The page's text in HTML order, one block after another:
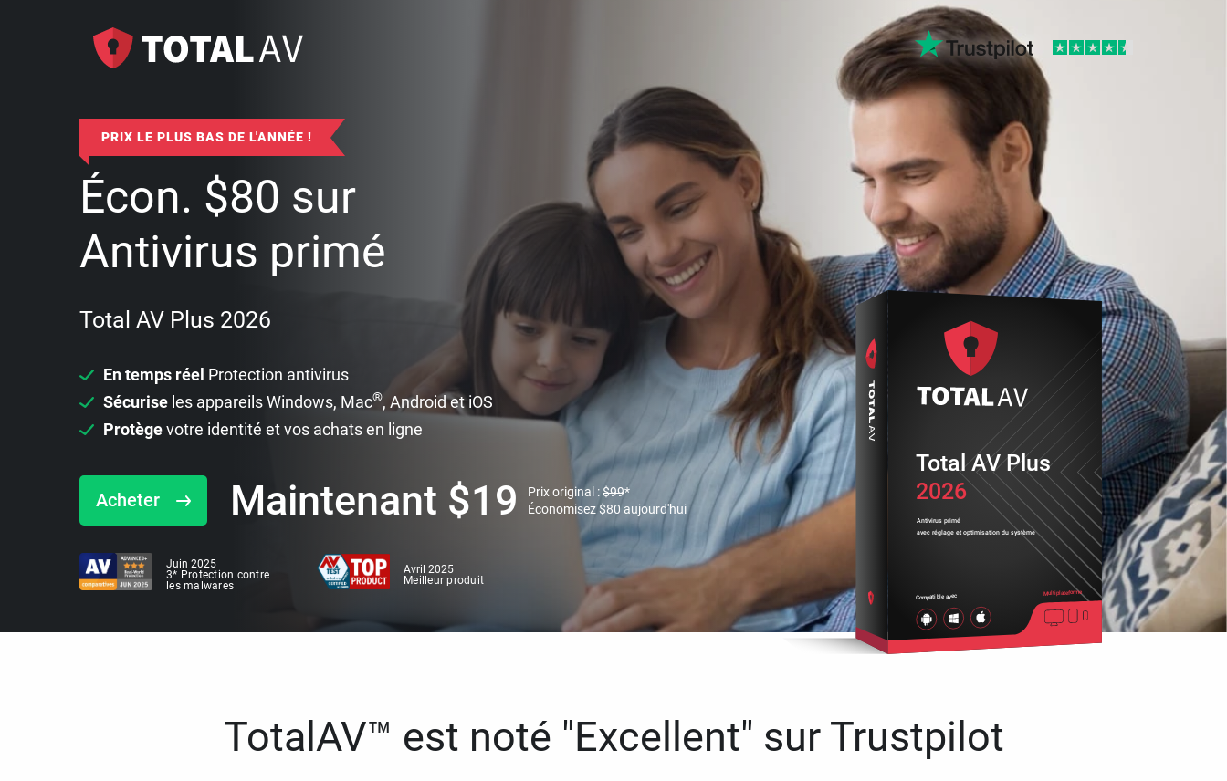
PRIX LE PLUS BAS DE L'ANNÉE !
Écon. $80 sur
Antivirus primé
Total AV Plus 2026
En temps réel Protection antivirus
Sécurise les appareils Windows, Mac®, Android et iOS
Protègevotre identité et vos achats en ligne
Acheter Maintenant $19 Prix original :$99*
Économisez$80 aujourd'hui
Juin 2025
3* Protection contre
les malwares
Avril 2025
Meilleur produit
2026
Antivirus primé
avec réglage et optimisation du système
Compatible avec Multiplateforme
Total AV Plus
TotalAV™ est noté "Excellent" sur Trustpilot